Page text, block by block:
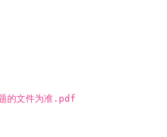
的文件为准.pdf